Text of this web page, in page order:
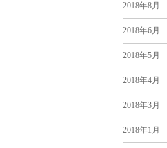
2018年8月
2018年6月
2018年5月
2018年4月
2018年3月
2018年1月